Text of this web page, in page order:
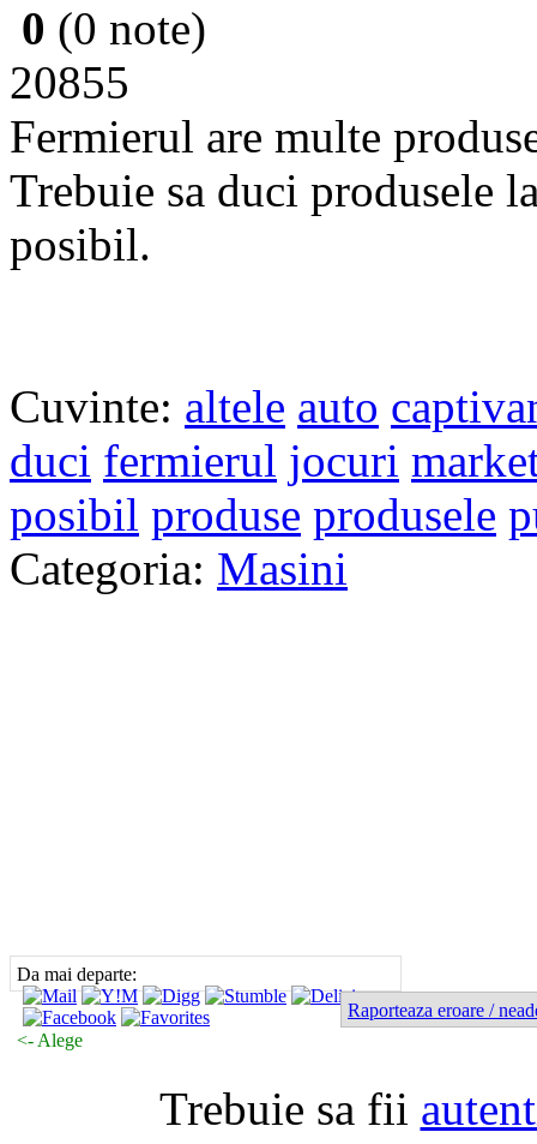
0 (0 note)
20855
Fermierul are multe
Trebuie sa duci produsele
posibil.
Cuvinte: altele auto
duci fermierul jocuri
posibil produse produsele
Categoria: Masini
Da mai departe:
<- Alege
Raporteaza eroare /
Trebuie sa fii